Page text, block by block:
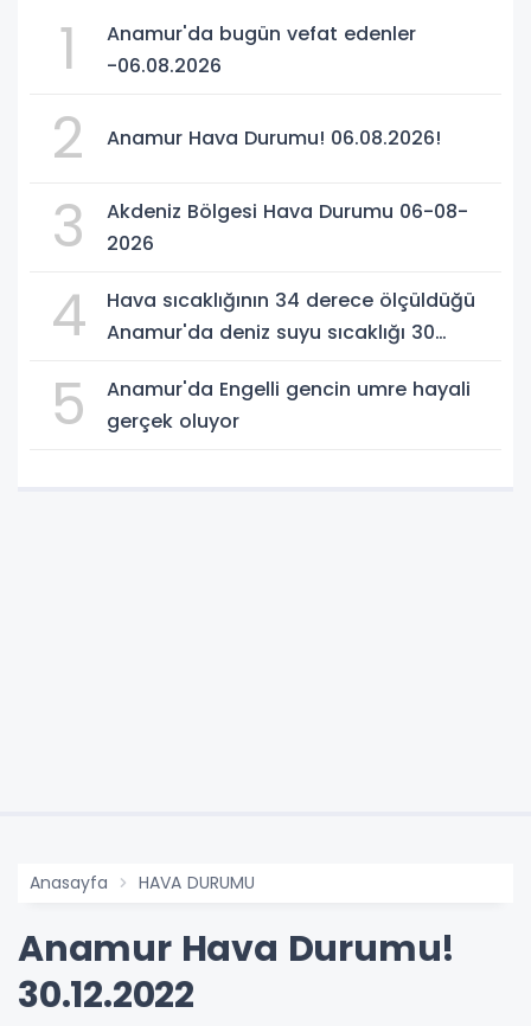
1
Anamur'da bugün vefat edenler
-06.08.2026
2 Anamur Hava Durumu! 06.08.2026!
3
Akdeniz Bölgesi Hava Durumu 06-08-
2026
4
Hava sıcaklığının 34 derece ölçüldüğü
Anamur'da deniz suyu sıcaklığı 30
5
Anamur'da Engelli gencin umre hayali
gerçek oluyor
Anasayfa HAVA DURUMU
Anamur Hava Durumu!
30.12.2022